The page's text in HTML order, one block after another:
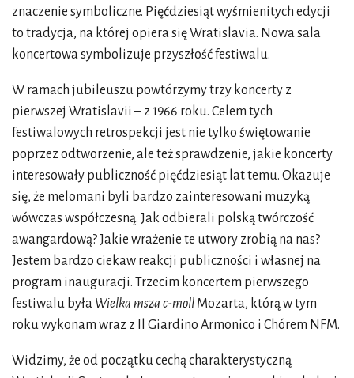
znaczenie symboliczne. Pięćdziesiąt wyśmienitych edycji
to tradycja, na której opiera się Wratislavia. Nowa sala
koncertowa symbolizuje przyszłość festiwalu.
W ramach jubileuszu powtórzymy trzy koncerty z
pierwszej Wratislavii – z 1966 roku. Celem tych
festiwalowych retrospekcji jest nie tylko świętowanie
poprzez odtworzenie, ale też sprawdzenie, jakie koncerty
interesowały publiczność pięćdziesiąt lat temu. Okazuje
się, że melomani byli bardzo zainteresowani muzyką
wówczas współczesną. Jak odbierali polską twórczość
awangardową? Jakie wrażenie te utwory zrobią na nas?
Jestem bardzo ciekaw reakcji publiczności i własnej na
program inauguracji. Trzecim koncertem pierwszego
festiwalu była Wielka msza c-moll Mozarta, którą w tym
roku wykonam wraz z Il Giardino Armonico i Chórem NFM.
Widzimy, że od początku cechą charakterystyczną